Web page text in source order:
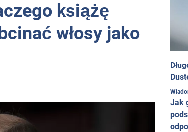
książę
włosy jako
Jak